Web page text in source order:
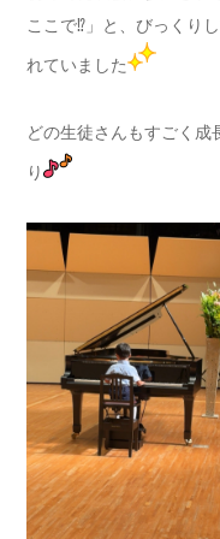
ここで⁉︎」と、びっくり
れていました
どの生徒さんもすごく成
り